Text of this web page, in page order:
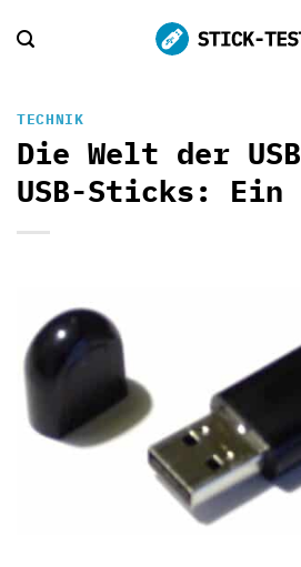
Inhalt
TECHNIK
Die Welt der
USB-Sticks: